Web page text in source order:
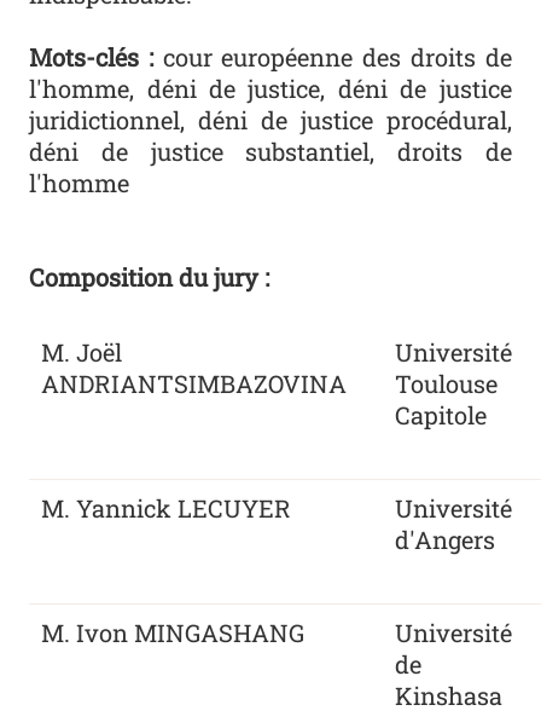
Mots-clés : cour européenne des droits de
l'homme, déni de justice, déni de justice
juridictionnel, déni de justice procédural,
déni de justice substantiel, droits de
l'homme
Composition du jury :
M. Joël
ANDRIANTSIMBAZOVINA
Université
Toulouse
Capitole
M. Yannick LECUYER
Université
d'Angers
M. Ivon MINGASHANG
Université
de
Kinshasa